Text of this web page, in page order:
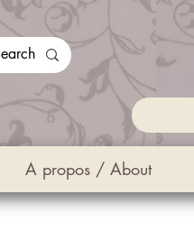
A propos / About